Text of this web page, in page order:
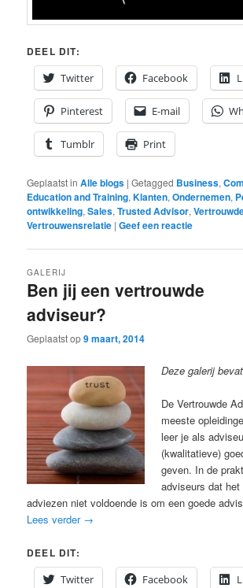
DEEL DIT:
Twitter
Facebook
Pinterest E-mail
Tumblr Print
Geplaatst in Alle blogs |Getagged Business,
Education and Training,Klanten,Ondernemen,
ontwikkeling,Sales,Trusted Advisor,
Vertrouwensrelatie |Geef een reactie
Ben jij een vertrouwde
adviseur?
GALERIJ
Geplaatst op9 maart, 2014
Deze galerij
De Vertrouwde
meeste
leer je als
(kwalitatieve)
geven. In de
adviseurs dat
adviezen niet voldoende is om een goede
Lees verder →
DEEL DIT:
Twitter
Facebook